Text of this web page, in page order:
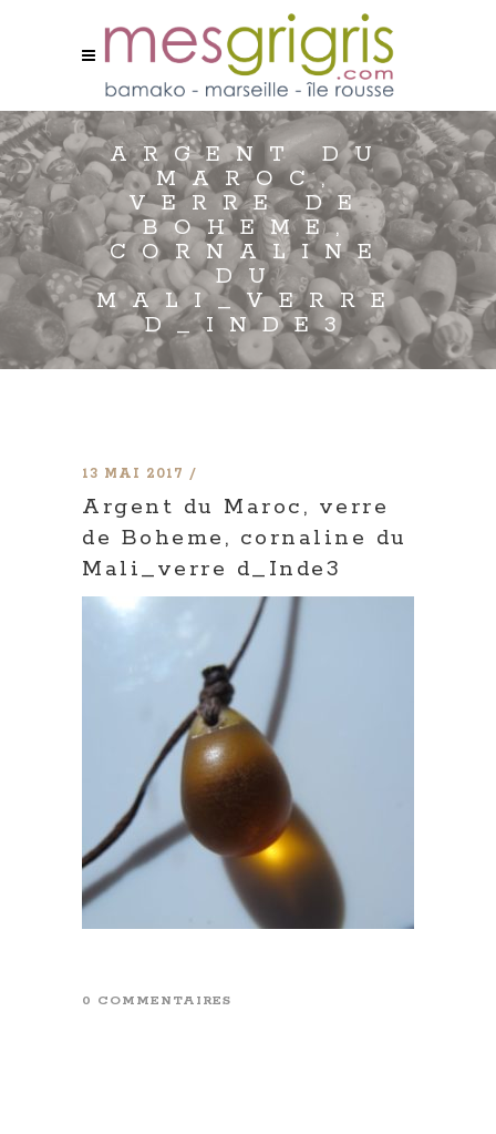
ARGENT DU
MAROC,
VERRE DE
BOHEME,
CORNALINE
DU
MALI_VERRE
D_INDE3
13 MAI 2017
Argent du Maroc, verre
de Boheme, cornaline du
Mali_verre d_Inde3
0 COMMENTAIRES